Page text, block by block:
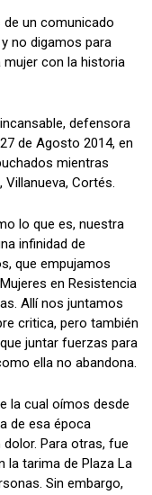
un comunicado
no digamos para
mujer con la historia
defensora
de Agosto 2014, en
mientras
Cortés.
lo que es, nuestra
infinidad de
que empujamos
en Resistencia
Allí nos juntamos
critica, pero también
juntar fuerzas para
ella no abandona.
la cual oímos desde
de esa época
Para otras, fue
la tarima de Plaza La
Sin embargo,